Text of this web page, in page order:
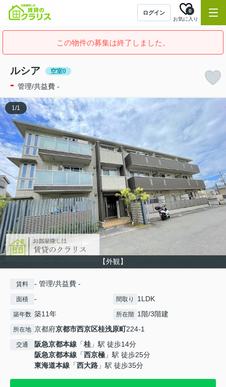
ログイン
お気に入り
0
この物件の募集は終了しました。
ルシア 空室0
- 管理/共益費 -
【外観】
1/1
賃料 - 管理/共益費 -
面積 - 間取り 1LDK
築年数 築11年 所在階 1階/3階建
所在地 京都府京都市西京区桂浅原町224-1
交通 阪急京都本線 「桂 」駅 徒歩14分
阪急京都本線 「西京極 」駅 徒歩25分
東海道本線 「西大路 」駅 徒歩35分